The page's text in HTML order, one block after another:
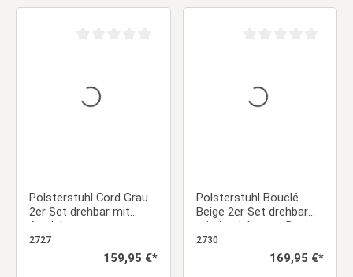
Polsterstuhl Cord Grau
2er Set drehbar mit
Armlehnen –
Komfortable
Esszimmerstühle im
Retro-Stil Essstuhl
2727
Regulärer Preis:
159,95 €*
Polsterstuhl Bouclé
Beige 2er Set drehbar
mit Armlehnen – Design
Esszimmerstühle
2730
Regulärer Preis:
169,95 €*